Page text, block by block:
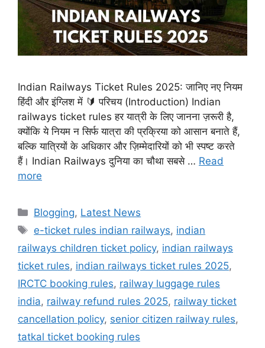
Indian Railways Ticket Rules 2025: जानिए नए नियम
हिंदी और इंग्लिश में 🔰 परिचय (Introduction) Indian
railways ticket rules हर यात्री के लिए जानना ज़रूरी है,
क्योंकि ये नियम न सिर्फ यात्रा की प्रक्रिया को आसान बनाते हैं,
बल्कि यात्रियों के अधिकार और ज़िम्मेदारियों को भी स्पष्ट करते
हैं। Indian Railways दुनिया का चौथा सबसे … Read
more
Categories
Blogging, Latest News
Tags
e-ticket rules indian railways, indian
railways children ticket policy, indian railways
ticket rules, indian railways ticket rules 2025,
IRCTC booking rules, railway luggage rules
india, railway refund rules 2025, railway ticket
cancellation policy, senior citizen railway rules,
tatkal ticket booking rules